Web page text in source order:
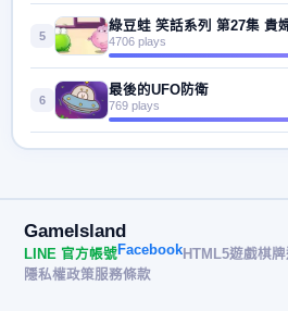
5
綠豆蛙 笑話系列 第27集 貴
4706 plays
6
最後的UFO防衛
769 plays
GameIsland
LINE 官方帳號FacebookHTML5遊戲棋
隱私權政策服務條款